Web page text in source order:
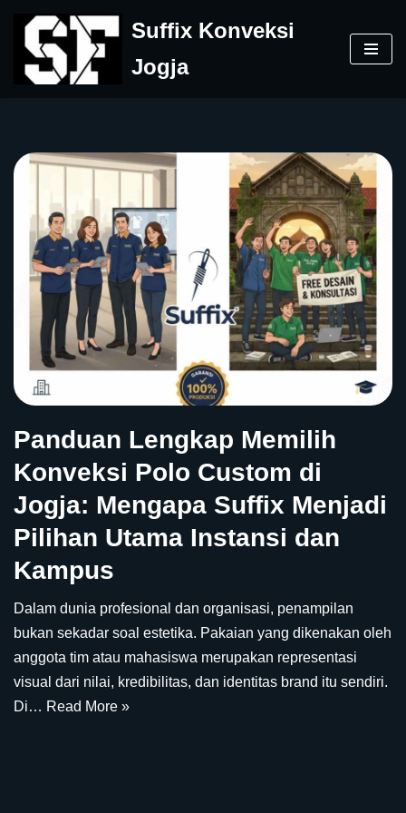
Skip
to
Suffix Konveksi
Jogja
Panduan Lengkap Memilih
Konveksi Polo Custom di
Jogja: Mengapa Suffix Menjadi
Pilihan Utama Instansi dan
Kampus
Dalam dunia profesional dan organisasi, penampilan
bukan sekadar soal estetika. Pakaian yang dikenakan oleh
anggota tim atau mahasiswa merupakan representasi
visual dari nilai, kredibilitas, dan identitas brand itu sendiri.
Di… Read More »